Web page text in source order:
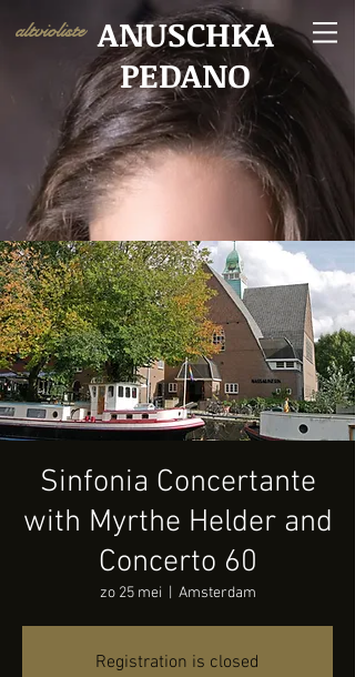
ANUSCHKA
PEDANO
altvioliste
Sinfonia Concertante
with Myrthe Helder and
Concerto 60
zo 25 mei Amsterdam
Registration is closed